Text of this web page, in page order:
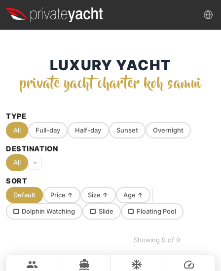
LUXURY YACHT
private yacht charter koh samui
TYPE
All Full-day Half-day Sunset Overnight
DESTINATION
All
SORT
Default Price ↑ Size ↑ Age ↑
Dolphin Watching Slide Floating Pool
Showing 9 of 9
PRINCESS YACHT 42FT